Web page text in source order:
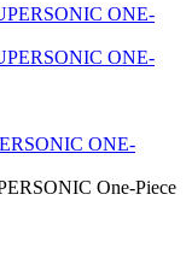
ONE-
One-Piece